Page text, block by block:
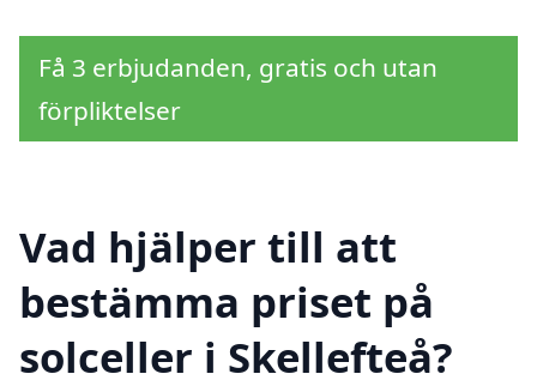
Få 3 erbjudanden, gratis och utan
förpliktelser
Vad hjälper till att
bestämma priset på
solceller i Skellefteå?